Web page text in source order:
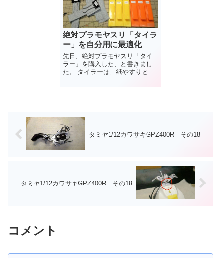
絶対プラモヤスリ「タイラ
ー」を自分用に最適化
先日、絶対プラモヤスリ「タイ
ラー」を購入した、と書きまし
た。 タイラーは、紙やすりと当
タミヤ1/12カワサキGPZ400R その18
タミヤ1/12カワサキGPZ400R その19
コメント